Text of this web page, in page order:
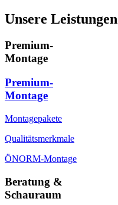
Unsere Leistungen
Premium-
Montage
Premium-
Montage
Montagepakete
Qualitätsmerkmale
ÖNORM-Montage
Beratung &
Schauraum